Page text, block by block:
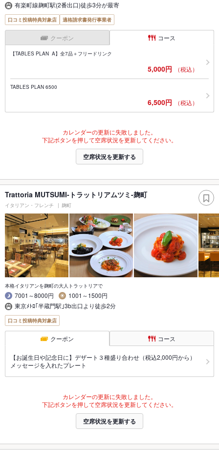
有楽町線麹町駅(2番出口)徒歩3分が最寄
口コミ投稿特典対象店 適格請求書発行事業者
クーポン コース
【TABLES PLAN A】全7品＋フリードリンク
5,000円 （税込）
TABLES PLAN 6500
6,500円 （税込）
カレンダーの更新に失敗しました。
下記ボタンを押して空席状況を更新してください。
空席状況を更新する
Trattoria MUTSUMI-トラットリアムツミ-麹町
イタリアン・フレンチ 麹町
本格イタリアンを麹町の大人トラットリアで
7001～8000円
1001～1500円
東京ﾒﾄﾛ｢半蔵門駅｣3b出口より徒歩2分
口コミ投稿特典対象店
クーポン コース
【お誕生日や記念日に】デザート３種盛り合わせ（税込2,000円から）
メッセージを入れたプレート
カレンダーの更新に失敗しました。
下記ボタンを押して空席状況を更新してください。
空席状況を更新する